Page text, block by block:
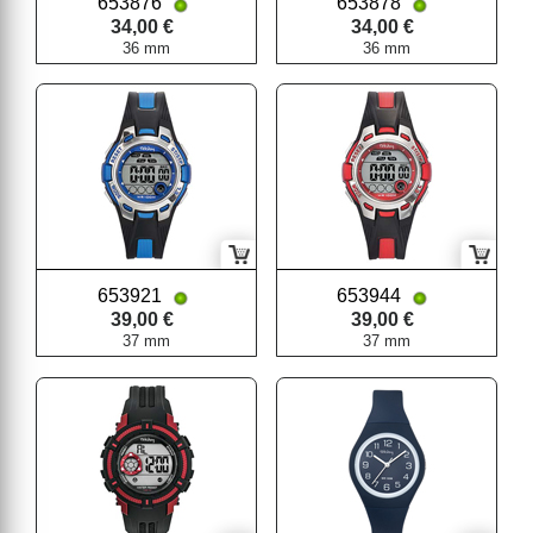
34,00 €
36 mm
34,00 €
36 mm
653921
39,00 €
37 mm
653944
39,00 €
37 mm